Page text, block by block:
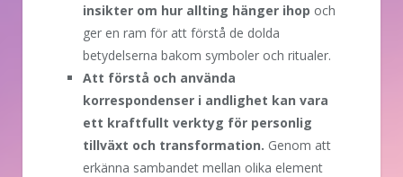
insikter om hur allting hänger ihop och
ger en ram för att förstå de dolda
betydelserna bakom symboler och ritualer.
Att förstå och använda
korrespondenser i andlighet kan vara
ett kraftfullt verktyg för personlig
tillväxt och transformation. Genom att
erkänna sambandet mellan olika element